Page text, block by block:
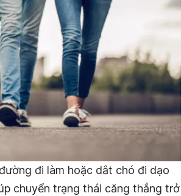
đi làm hoặc dắt chó đi dạo
chuyển trạng thái căng thẳng trở